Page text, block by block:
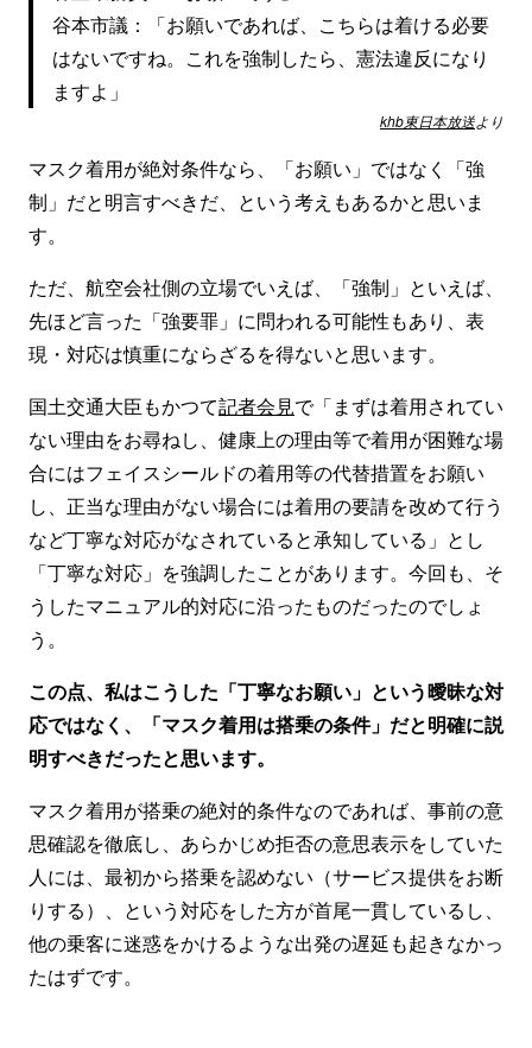
谷本市議：「お願いであれば、こちらは着ける必要
はないですね。これを強制したら、憲法違反になり
ますよ」
khb東日本放送より
マスク着用が絶対条件なら、「お願い」ではなく「強
制」だと明言すべきだ、という考えもあるかと思いま
す。
ただ、航空会社側の立場でいえば、「強制」といえば、
先ほど言った「強要罪」に問われる可能性もあり、表
現・対応は慎重にならざるを得ないと思います。
国土交通大臣もかつて記者会見で「まずは着用されてい
ない理由をお尋ねし、健康上の理由等で着用が困難な場
合にはフェイスシールドの着用等の代替措置をお願い
し、正当な理由がない場合には着用の要請を改めて行う
など丁寧な対応がなされていると承知している」とし
「丁寧な対応」を強調したことがあります。今回も、そ
うしたマニュアル的対応に沿ったものだったのでしょ
う。
この点、私はこうした「丁寧なお願い」という曖昧な対
応ではなく、「マスク着用は搭乗の条件」だと明確に説
明すべきだったと思います。
マスク着用が搭乗の絶対的条件なのであれば、事前の意
思確認を徹底し、あらかじめ拒否の意思表示をしていた
人には、最初から搭乗を認めない（サービス提供をお断
りする）、という対応をした方が首尾一貫しているし、
他の乗客に迷惑をかけるような出発の遅延も起きなかっ
たはずです。